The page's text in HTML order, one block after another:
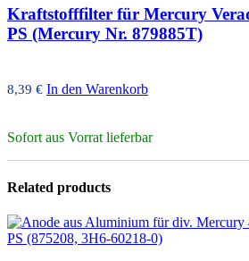
Kraftstofffilter für Mercury
PS (Mercury Nr. 879885T)
8,39 € In den Warenkorb
Sofort aus Vorrat lieferbar
Related products